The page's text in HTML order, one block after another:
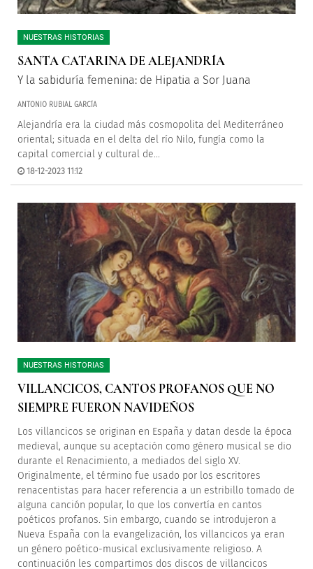
NUESTRAS HISTORIAS
SANTA CATARINA DE ALEJANDRÍA
Y la sabiduría femenina: de Hipatia a Sor Juana
ANTONIO RUBIAL GARCÍA
Alejandría era la ciudad más cosmopolita del Mediterráneo
oriental; situada en el delta del río Nilo, fungía como la
capital comercial y cultural de...
18-12-2023 11:12
NUESTRAS HISTORIAS
VILLANCICOS, CANTOS PROFANOS QUE NO
SIEMPRE FUERON NAVIDEÑOS
Los villancicos se originan en España y datan desde la época
medieval, aunque su aceptación como género musical se dio
durante el Renacimiento, a mediados del siglo XV.
Originalmente, el término fue usado por los escritores
renacentistas para hacer referencia a un estribillo tomado de
alguna canción popular, lo que los convertía en cantos
poéticos profanos. Sin embargo, cuando se introdujeron a
Nueva España con la evangelización, los villancicos ya eran
un género poético-musical exclusivamente religioso. A
continuación les compartimos dos discos de villancicos